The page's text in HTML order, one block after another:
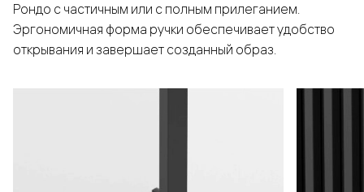
Рондо с частичным или с полным прилеганием.
Эргономичная форма ручки обеспечивает удобство
открывания и завершает созданный образ.